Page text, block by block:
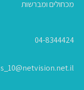
מכחולים ומברשות
04-8344424
s_10@netvision.net.il